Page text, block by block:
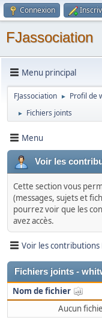
Connexion
FJassociation
Menu principal
FJassociation ► Profil de
► Fichiers joints
Menu
Voir les
Cette section vous
(messages, sujets et
pourrez voir que les
avez accès.
Voir les contributions
Fichiers joints -
Nom de fichier
Aucun